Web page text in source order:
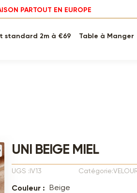
PARTOUT EN EUROPE
standard 2m à €69 Table à Manger
UNI BEIGE MIEL
UGS :IV13
Couleur : Beige